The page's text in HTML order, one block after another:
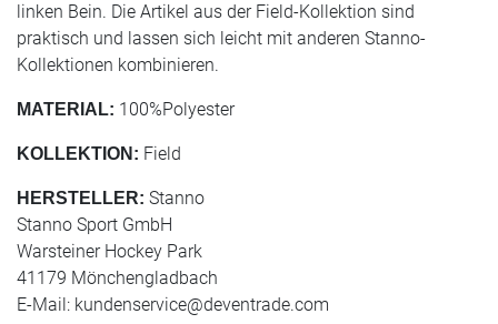
linken Bein. Die Artikel aus der Field-Kollektion sind
praktisch und lassen sich leicht mit anderen Stanno-
Kollektionen kombinieren.​
MATERIAL: 100%Polyester
KOLLEKTION: Field
HERSTELLER: Stanno
Stanno Sport GmbH
Warsteiner Hockey Park
41179 Mönchengladbach
E-Mail: kundenservice@deventrade.com